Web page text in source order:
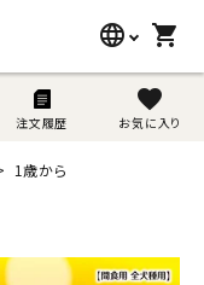
language shopping_cart
注文履歴
favorite
お気に入り
search
1歳から